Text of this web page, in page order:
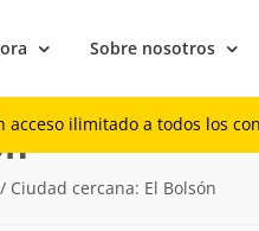
Sobre nosotros
acceso ilimitado a todos los
(2.200m)
Ciudad cercana: El Bolsón